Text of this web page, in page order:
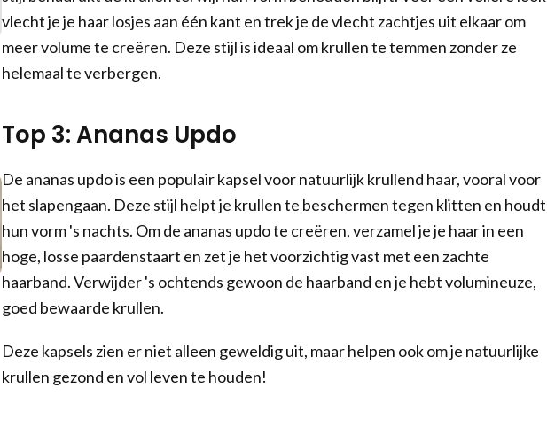
vlecht je je haar losjes aan één kant en trek je de vlecht zachtjes uit elkaar om
meer volume te creëren. Deze stijl is ideaal om krullen te temmen zonder ze
helemaal te verbergen.
Top 3: Ananas Updo
De ananas updo is een populair kapsel voor natuurlijk krullend haar, vooral voor
het slapengaan. Deze stijl helpt je krullen te beschermen tegen klitten en houdt
hun vorm 's nachts. Om de ananas updo te creëren, verzamel je je haar in een
hoge, losse paardenstaart en zet je het voorzichtig vast met een zachte
haarband. Verwijder 's ochtends gewoon de haarband en je hebt volumineuze,
goed bewaarde krullen.
Deze kapsels zien er niet alleen geweldig uit, maar helpen ook om je natuurlijke
krullen gezond en vol leven te houden!